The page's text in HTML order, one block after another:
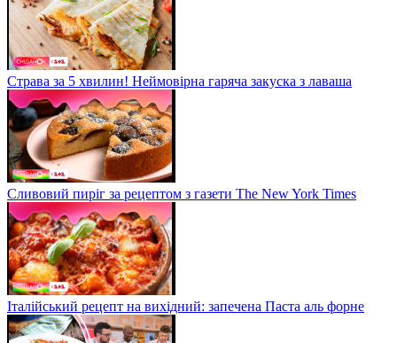
Страва за 5 хвилин! Неймовірна гаряча закуска з лаваша
Сливовий пиріг за рецептом з газети The New York Times
Італійський рецепт на вихідний: запечена Паста аль форне